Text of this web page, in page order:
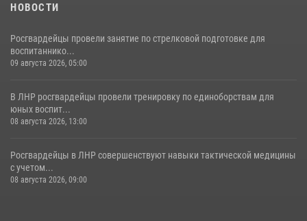
НОВОСТИ
Росгвардейцы провели занятие по стрелковой подготовке для
воспитаннико...
09 августа 2026, 05:00
В ЛНР росгвардейцы провели тренировку по единоборствам для
юных воспит...
08 августа 2026, 13:00
Росгвардейцы в ЛНР совершенствуют навыки тактической медицины
с учетом...
08 августа 2026, 09:00